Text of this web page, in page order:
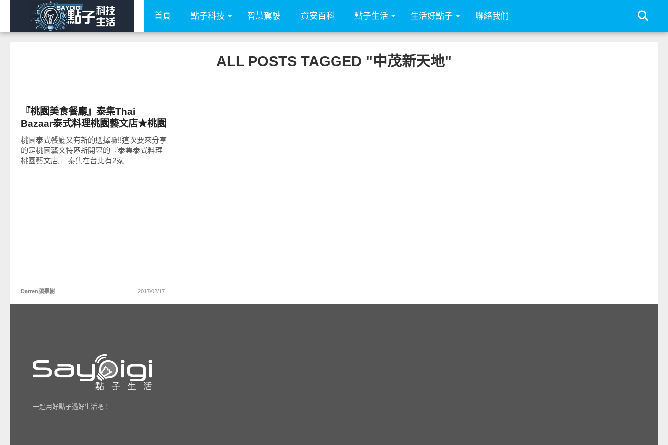
首頁 點子科技 智慧駕駛 資安百科 點子生活 生活好點子 聯絡我們
ALL POSTS TAGGED "中茂新天地"
『桃園美食餐廳』泰集Thai
Bazaar泰式料理桃園藝文店★桃園
藝文特區新開幕泰式餐廳/中茂新天
地結合泰式雲南新疆創意料理餐廳
桃園泰式餐廳又有新的選擇囉!!這次要來分享
的是桃園藝文特區新開幕的『泰集泰式料理
桃園藝文店』 泰集在台北有2家
Darren蘋果樹 2017/02/17
一起用好點子過好生活吧！